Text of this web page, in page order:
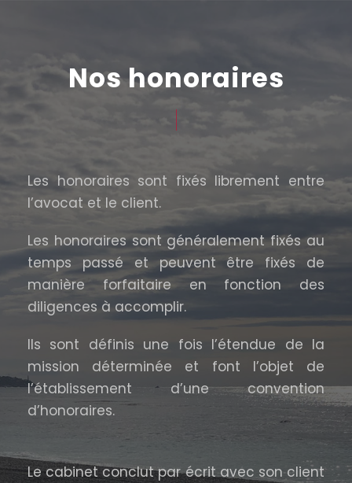
Nos honoraires
Les honoraires sont fixés librement entre
l’avocat et le client.
Les honoraires sont généralement fixés au
temps passé et peuvent être fixés de
manière forfaitaire en fonction des
diligences à accomplir.
Ils sont définis une fois l’étendue de la
mission déterminée et font l’objet de
l’établissement d’une convention
d’honoraires.
Le cabinet conclut par écrit avec son client